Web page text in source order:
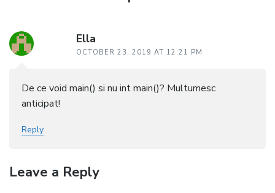
Ella
OCTOBER 23, 2019 AT 12:21 PM
De ce void main() si nu int main()? Multumesc
anticipat!
Reply
Leave a Reply